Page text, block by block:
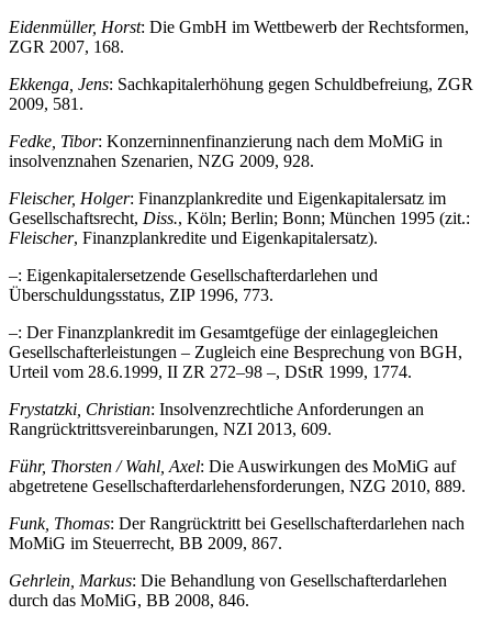
Eidenmüller, Horst: Die GmbH im Wettbewerb der Rechtsformen,
ZGR 2007, 168.
Ekkenga, Jens: Sachkapitalerhöhung gegen Schuldbefreiung, ZGR
2009, 581.
Fedke, Tibor: Konzerninnenfinanzierung nach dem MoMiG in
insolvenznahen Szenarien, NZG 2009, 928.
Fleischer, Holger: Finanzplankredite und Eigenkapitalersatz im
Gesellschaftsrecht, Diss., Köln; Berlin; Bonn; München 1995 (zit.:
Fleischer, Finanzplankredite und Eigenkapitalersatz).
–: Eigenkapitalersetzende Gesellschafterdarlehen und
Überschuldungsstatus, ZIP 1996, 773.
–: Der Finanzplankredit im Gesamtgefüge der einlagegleichen
Gesellschafterleistungen – Zugleich eine Besprechung von BGH,
Urteil vom 28.6.1999, II ZR 272–98 –, DStR 1999, 1774.
Frystatzki, Christian: Insolvenzrechtliche Anforderungen an
Rangrücktrittsvereinbarungen, NZI 2013, 609.
Führ, Thorsten / Wahl, Axel: Die Auswirkungen des MoMiG auf
abgetretene Gesellschafterdarlehensforderungen, NZG 2010, 889.
Funk, Thomas: Der Rangrücktritt bei Gesellschafterdarlehen nach
MoMiG im Steuerrecht, BB 2009, 867.
Gehrlein, Markus: Die Behandlung von Gesellschafterdarlehen
durch das MoMiG, BB 2008, 846.